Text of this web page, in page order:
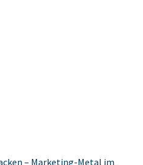
– Marketing-Metal im